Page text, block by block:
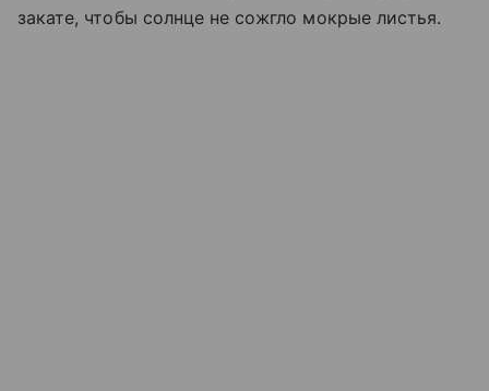
закате, чтобы солнце не сожгло мокрые листья.